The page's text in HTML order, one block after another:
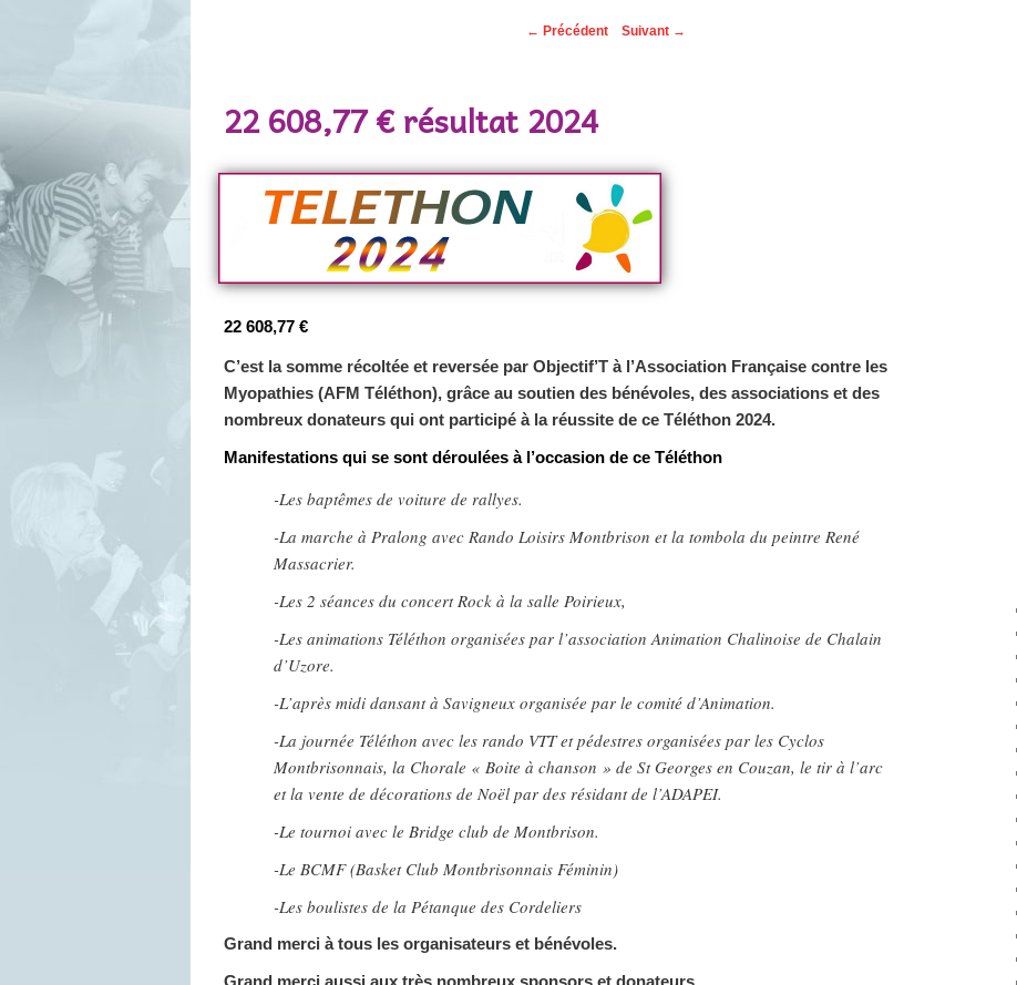
← Précédent Suivant →
22 608,77 € résultat 2024
22 608,77 €
C’est la somme récoltée et reversée par Objectif’T à l’Association Française contre les
Myopathies (AFM Téléthon), grâce au soutien des bénévoles, des associations et des
nombreux donateurs qui ont participé à la réussite de ce Téléthon 2024.
Manifestations qui se sont déroulées à l’occasion de ce Téléthon
-Les baptêmes de voiture de rallyes.
-La marche à Pralong avec Rando Loisirs Montbrison et la tombola du peintre René
Massacrier.
-Les 2 séances du concert Rock à la salle Poirieux,
-Les animations Téléthon organisées par l’association Animation Chalinoise de Chalain
d’Uzore.
-L’après midi dansant à Savigneux organisée par le comité d’Animation.
-La journée Téléthon avec les rando VTT et pédestres organisées par les Cyclos
Montbrisonnais, la Chorale « Boite à chanson » de St Georges en Couzan, le tir à l’arc
et la vente de décorations de Noël par des résidant de l’ADAPEI.
-Le tournoi avec le Bridge club de Montbrison.
-Le BCMF (Basket Club Montbrisonnais Féminin)
-Les boulistes de la Pétanque des Cordeliers
Grand merci à tous les organisateurs et bénévoles.
Grand merci aussi aux très nombreux sponsors et donateurs.